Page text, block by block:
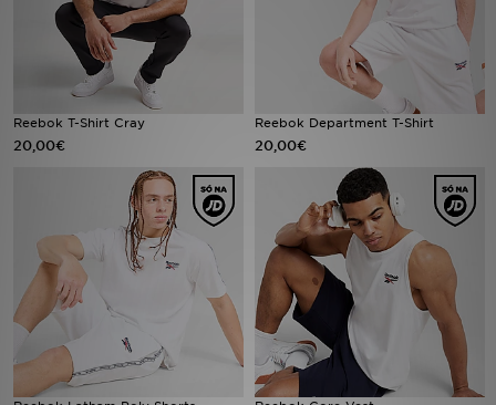
Reebok T-Shirt Cray
20,00€
Reebok Department T-Shirt
20,00€
DESPORTO
FUTEBOL JD
LOCALIZADOR DE LOJAS
MENSAGENS
MY JD
SUBSCREVE